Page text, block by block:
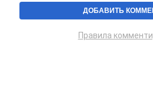
Правила